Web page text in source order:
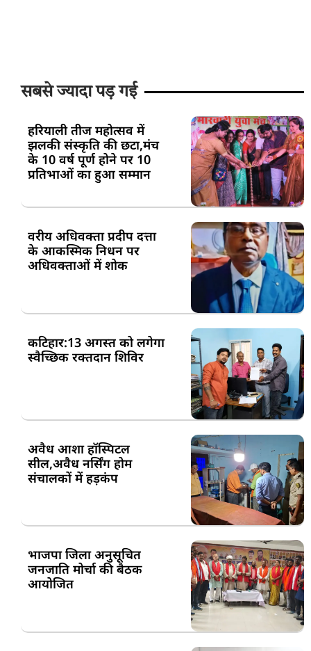
सबसे ज्यादा पड़ गई
हरियाली तीज महोत्सव में
झलकी संस्कृति की छटा,मंच
के 10 वर्ष पूर्ण होने पर 10
प्रतिभाओं का हुआ सम्मान
वरीय अधिवक्ता प्रदीप दत्ता
के आकस्मिक निधन पर
अधिवक्ताओं में शोक
कटिहार:13 अगस्त को लगेगा
स्वैच्छिक रक्तदान शिविर
अवैध आशा हॉस्पिटल
सील,अवैध नर्सिंग होम
संचालकों में हड़कंप
भाजपा जिला अनुसूचित
जनजाति मोर्चा की बैठक
आयोजित